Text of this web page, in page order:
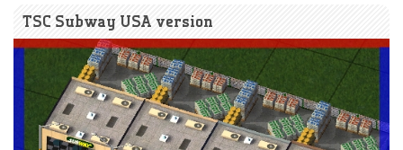
TSC Subway USA version